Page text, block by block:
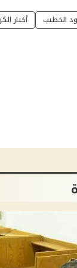
الخطيب أخبار